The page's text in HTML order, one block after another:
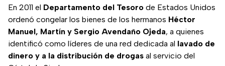
En 2011 el Departamento del Tesoro de Estados Unidos
ordenó congelar los bienes de los hermanos Héctor
Manuel, Martín y Sergio Avendaño Ojeda, a quienes
identificó como líderes de una red dedicada al lavado de
dinero y a la distribución de drogas al servicio del